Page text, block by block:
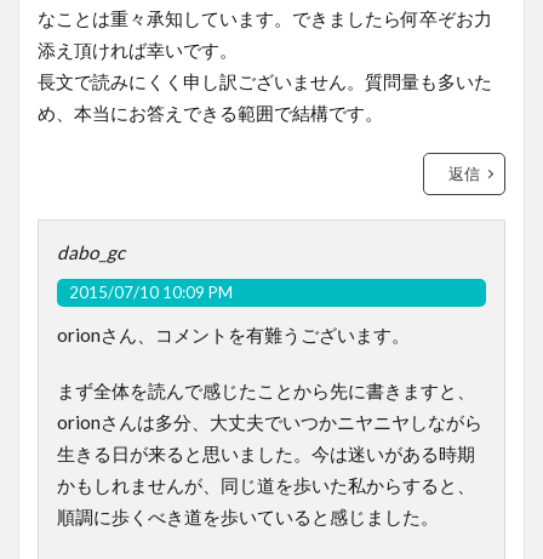
なことは重々承知しています。できましたら何卒ぞお力
添え頂ければ幸いです。
長文で読みにくく申し訳ございません。質問量も多いた
め、本当にお答えできる範囲で結構です。
返信
dabo_gc
2015/07/10 10:09 PM
orionさん、コメントを有難うございます。
まず全体を読んで感じたことから先に書きますと、
orionさんは多分、大丈夫でいつかニヤニヤしながら
生きる日が来ると思いました。今は迷いがある時期
かもしれませんが、同じ道を歩いた私からすると、
順調に歩くべき道を歩いていると感じました。